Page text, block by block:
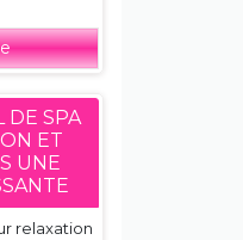
DE SPA
ET
UNE
relaxation